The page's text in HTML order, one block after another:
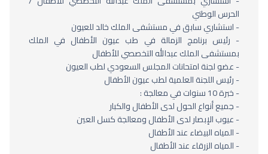
الحرس الوطني
- استشاري سابق في مستشفى الملك خالد للعيون
- رئيس برنامج الزمالة في طب عيون الأطفال في الملك
بمستشفى الملك عبدالله التخصصي للأطفال
- عضو لجنة امتحانات المجلس السعودي لطب العيون
- رئيس اللجنة العلمية لطب عيون الأطفال
- خبرة 10 سنوات في معالجة :
- جميع أنواع الحول لدى الأطفال والكبار
- عيوب الإبصار لدى الأطفال ومعالجة كسل العين
- المياه البيضاء عند الأطفال
- المياه الزرقاء عند الأطفال